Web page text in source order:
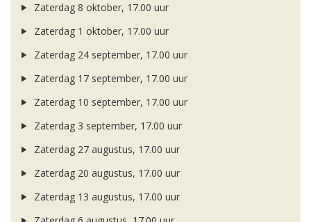
Zaterdag 8 oktober, 17.00 uur
Zaterdag 1 oktober, 17.00 uur
Zaterdag 24 september, 17.00 uur
Zaterdag 17 september, 17.00 uur
Zaterdag 10 september, 17.00 uur
Zaterdag 3 september, 17.00 uur
Zaterdag 27 augustus, 17.00 uur
Zaterdag 20 augustus, 17.00 uur
Zaterdag 13 augustus, 17.00 uur